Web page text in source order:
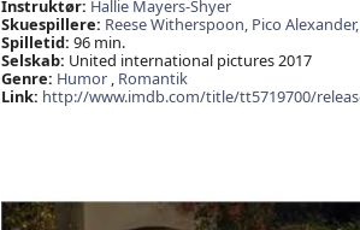
Instruktør: Hallie Mayers-Shyer
Skuespillere: Reese Witherspoon, Pico
Spilletid: 96 min.
Selskab: United international pictures 2017
Genre: Humor, Romantik
Link: http://www.imdb.com/title/tt5719700/